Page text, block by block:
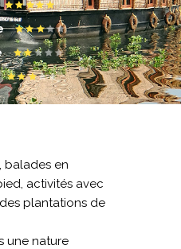
balades en
activités avec
plantations de
une nature